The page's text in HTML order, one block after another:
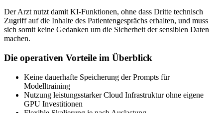
Der Arzt nutzt damit KI-Funktionen, ohne dass Dritte technisch
Zugriff auf die Inhalte des Patientengesprächs erhalten, und muss
sich somit keine Gedanken um die Sicherheit der sensiblen Daten
machen.
Die operativen Vorteile im Überblick
Keine dauerhafte Speicherung der Prompts für
Modelltraining
Nutzung leistungsstarker Cloud Infrastruktur ohne eigene
GPU Investitionen